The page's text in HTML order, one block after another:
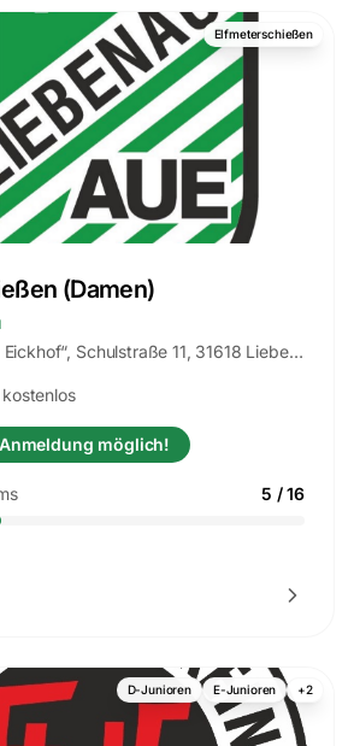
Elfmeterschießen
(Damen)
, Schulstraße 11, 31618 Liebenau
kostenlos
Anmeldung möglich!
5 /16
D-Junioren E-Junioren +2